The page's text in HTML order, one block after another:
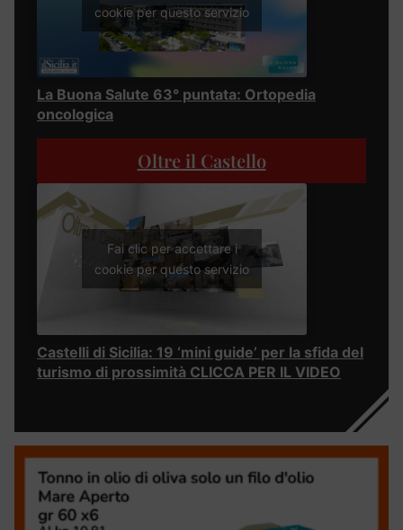
cookie per questo servizio
La Buona Salute 63° puntata: Ortopedia
oncologica
Oltre il Castello
Fai clic per accettare i
cookie per questo servizio
Castelli di Sicilia: 19 ‘mini guide’ per la sfida del
turismo di prossimità CLICCA PER IL VIDEO